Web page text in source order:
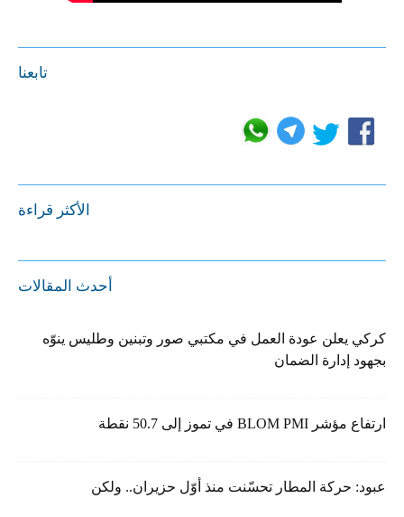
تابعنا
الأكثر قراءة
أحدث المقالات
كركي يعلن عودة العمل في مكتبي صور وتبنين وطليس ينوّه
بجهود إدارة الضمان
ارتفاع مؤشر BLOM PMI في تموز إلى 50.7 نقطة
عبود: حركة المطار تحسّنت منذ أوّل حزيران.. ولكن